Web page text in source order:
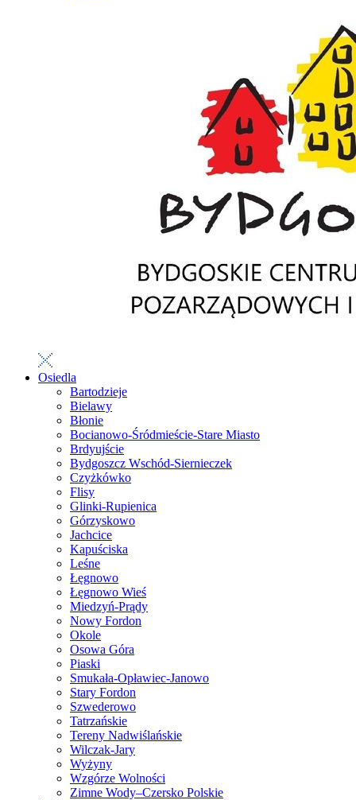
Osiedla
Bartodzieje
Bielawy
Błonie
Bocianowo-Śródmieście-Stare Miasto
Brdyujście
Bydgoszcz Wschód-Siernieczek
Czyżkówko
Flisy
Glinki-Rupienica
Górzyskowo
Jachcice
Kapuściska
Leśne
Łęgnowo
Łęgnowo Wieś
Miedzyń-Prądy
Nowy Fordon
Okole
Osowa Góra
Piaski
Smukała-Opławiec-Janowo
Stary Fordon
Szwederowo
Tatrzańskie
Tereny Nadwiślańskie
Wilczak-Jary
Wyżyny
Wzgórze Wolności
Zimne Wody–Czersko Polskie